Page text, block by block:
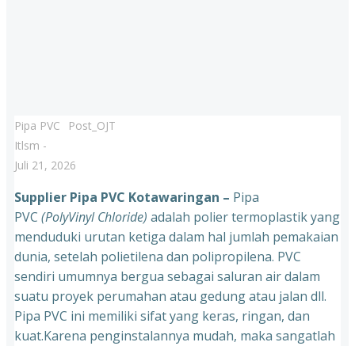
Pipa PVC
Post_OJT
Itlsm -
Juli 21, 2026
Supplier Pipa PVC Kotawaringan – Pipa
PVC (PolyVinyl Chloride) adalah polier termoplastik yang
menduduki urutan ketiga dalam hal jumlah pemakaian
dunia, setelah polietilena dan polipropilena. PVC
sendiri umumnya bergua sebagai saluran air dalam
suatu proyek perumahan atau gedung atau jalan dll.
Pipa PVC ini memiliki sifat yang keras, ringan, dan
kuat.Karena penginstalannya mudah, maka sangatlah